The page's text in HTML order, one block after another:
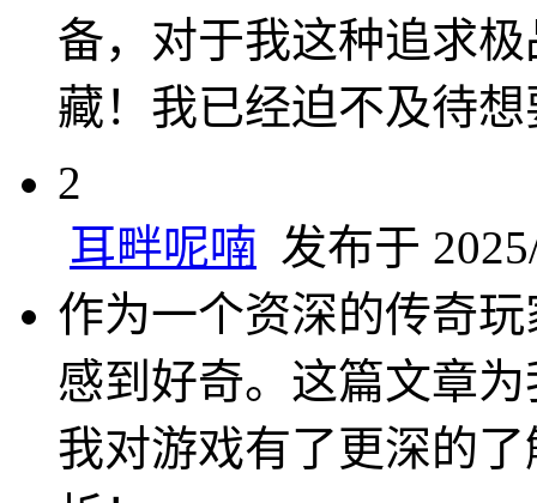
备，对于我这种追求
藏！我已经迫不及待
2
耳畔呢喃 发布于
作为一个资深的传奇
感到好奇。这篇文章
我对游戏有了更深的